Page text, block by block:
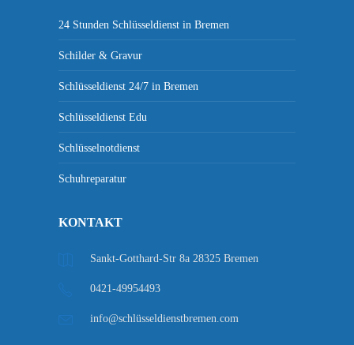
24 Stunden Schlüsseldienst in Bremen
Schilder & Gravur
Schlüsseldienst 24/7 in Bremen
Schlüsseldienst Edu
Schlüsselnotdienst
Schuhreparatur
KONTAKT
Sankt-Gotthard-Str 8a 28325 Bremen
0421-49954493
info@schlüsseldienstbremen.com